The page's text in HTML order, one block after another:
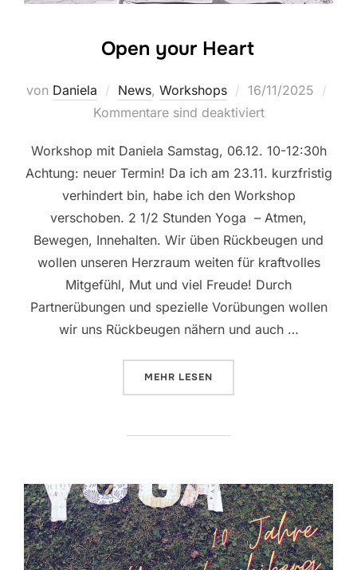
Open your Heart
von Daniela News, Workshops
Veröffentlicht
am
16/11/2025
Kommentare sind deaktiviert
Workshop mit Daniela Samstag, 06.12. 10-12:30h
Achtung: neuer Termin! Da ich am 23.11. kurzfristig
verhindert bin, habe ich den Workshop
verschoben. 2 1/2 Stunden Yoga – Atmen,
Bewegen, Innehalten. Wir üben Rückbeugen und
wollen unseren Herzraum weiten für kraftvolles
Mitgefühl, Mut und viel Freude! Durch
Partnerübungen und spezielle Vorübungen wollen
wir uns Rückbeugen nähern und auch …
MEHR ÜBER „OPEN YOUR HEART“
LESEN